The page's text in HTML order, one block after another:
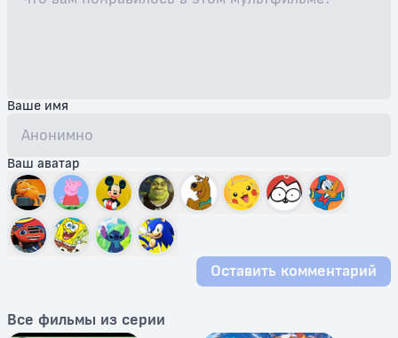
Ваше имя
Ваш аватар
Оставить комментарий
Все фильмы из серии